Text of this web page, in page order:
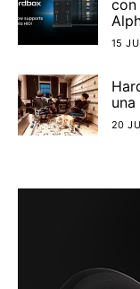
con
15
20